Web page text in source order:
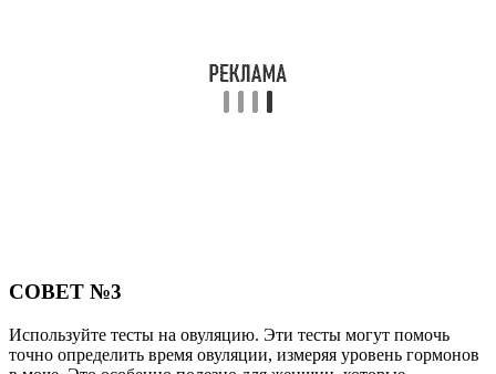
СОВЕТ №3
Используйте тесты на овуляцию. Эти тесты могут помочь
точно определить время овуляции, измеряя уровень гормонов